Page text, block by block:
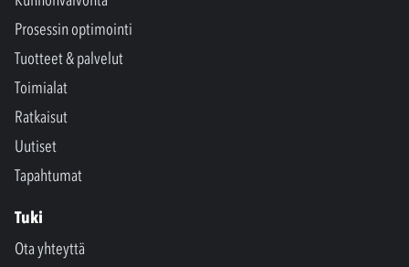
Prosessin optimointi
Tuotteet & palvelut
Toimialat
Ratkaisut
Uutiset
Tapahtumat
Tuki
Ota yhteyttä